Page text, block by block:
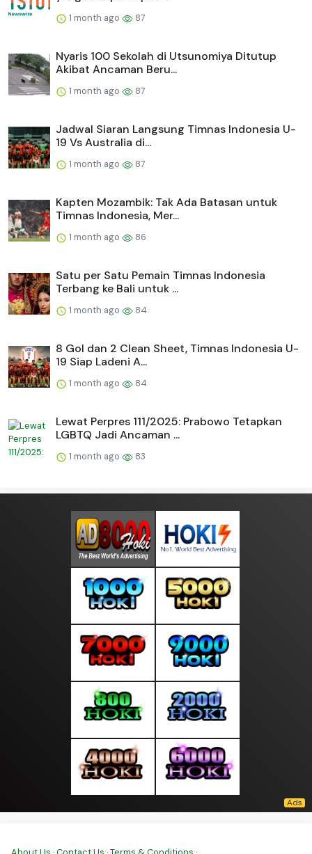
1 month ago 87
Nyaris 100 Sekolah di Utsunomiya Ditutup
Akibat Ancaman Beru...
1 month ago 87
Jadwal Siaran Langsung Timnas Indonesia U-
19 Vs Australia di...
1 month ago 87
Kapten Mozambik: Tak Ada Batasan untuk
Timnas Indonesia, Mer...
1 month ago 86
Satu per Satu Pemain Timnas Indonesia
Terbang ke Bali untuk ...
1 month ago 84
8 Gol dan 2 Clean Sheet, Timnas Indonesia U-
19 Siap Ladeni A...
1 month ago 84
Lewat Perpres 111/2025: Prabowo Tetapkan
LGBTQ Jadi Ancaman ...
1 month ago 83